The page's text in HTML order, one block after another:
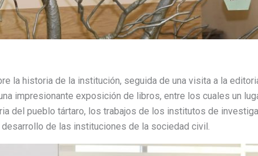
la historia de la institución, seguida de una visita a la
impresionante exposición de libros, entre los cuales un
del pueblo tártaro, los trabajos de los institutos de
de las instituciones de la sociedad civil.